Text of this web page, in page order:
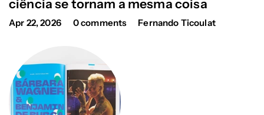
ciência se tornam a mesma coisa
Apr 22, 2026 0 comments Fernando Ticoulat